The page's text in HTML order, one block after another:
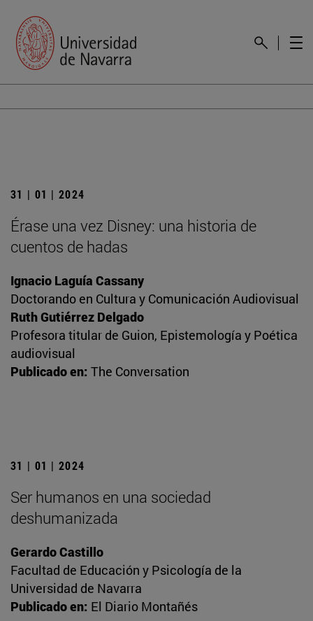
31 | 01 | 2024
Érase una vez Disney: una historia de
cuentos de hadas
Ignacio Laguía Cassany
Doctorando en Cultura y Comunicación Audiovisual
Ruth Gutiérrez Delgado
Profesora titular de Guion, Epistemología y Poética
audiovisual
Publicado en: The Conversation
31 | 01 | 2024
Ser humanos en una sociedad
deshumanizada
Gerardo Castillo
Facultad de Educación y Psicología de la
Universidad de Navarra
Publicado en: El Diario Montañés